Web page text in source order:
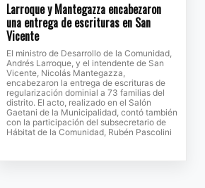
Larroque y Mantegazza encabezaron
una entrega de escrituras en San
Vicente
El ministro de Desarrollo de la Comunidad,
Andrés Larroque, y el intendente de San
Vicente, Nicolás Mantegazza,
encabezaron la entrega de escrituras de
regularización dominial a 73 familias del
distrito. El acto, realizado en el Salón
Gaetani de la Municipalidad, contó también
con la participación del subsecretario de
Hábitat de la Comunidad, Rubén Pascolini